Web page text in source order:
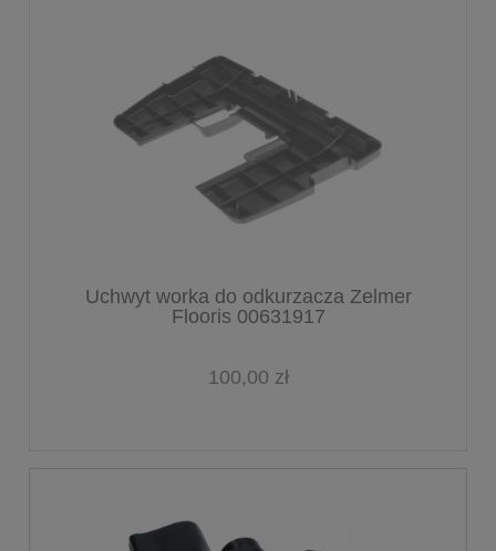
Uchwyt worka do odkurzacza Zelmer
Flooris 00631917
100,00 zł